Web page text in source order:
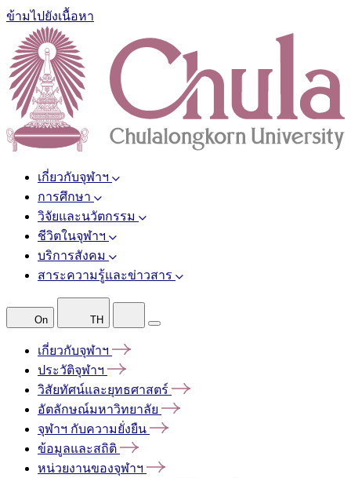
ข้ามไปยังเนื้อหา
เกี่ยวกับจุฬาฯ
การศึกษา
วิจัยและนวัตกรรม
ชีวิตในจุฬาฯ
บริการสังคม
สาระความรู้และข่าวสาร
On TH
เกี่ยวกับจุฬาฯ
ประวัติจุฬาฯ
วิสัยทัศน์และยุทธศาสตร์
อัตลักษณ์มหาวิทยาลัย
จุฬาฯ กับความยั่งยืน
ข้อมูลและสถิติ
หน่วยงานของจุฬาฯ